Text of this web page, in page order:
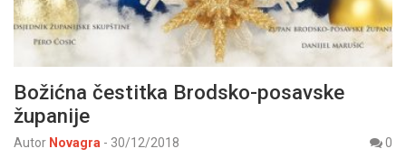
Božićna čestitka Brodsko-posavske
županije
Autor Novagra - 30/12/2018 0